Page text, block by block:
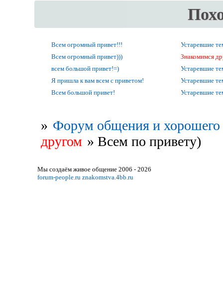
Всем огромный привет!!!
Устаревшие
Всем огромный привет)))
Знакомимся
всем большой привет!=)
Устаревшие
Я пришла к вам всем с приветом!
Устаревшие
Всем большой привет!
Устаревшие
» Форум общения и хорошего
другом » Всем по привету)
Мы создаём живое общение 2006 - 2026
forum-people.ru znakomstva.4bb.ru